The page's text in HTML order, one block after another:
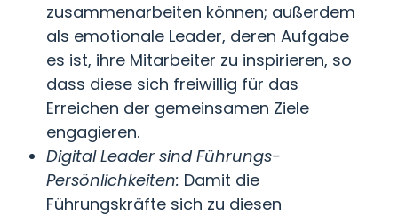
zusammenarbeiten können; außerdem
als emotionale Leader, deren Aufgabe
es ist, ihre Mitarbeiter zu inspirieren, so
dass diese sich freiwillig für das
Erreichen der gemeinsamen Ziele
engagieren.
Digital Leader sind Führungs-
Persönlichkeiten: Damit die
Führungskräfte sich zu diesen